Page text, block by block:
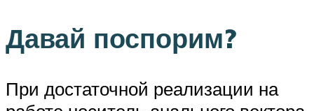
Давай поспорим?
При достаточной реализации на